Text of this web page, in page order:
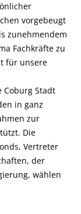
vorgebeugt
zunehmendem
Fachkräfte zu
für unsere
Coburg Stadt
in ganz
zur
Die
Vertreter
der
wählen